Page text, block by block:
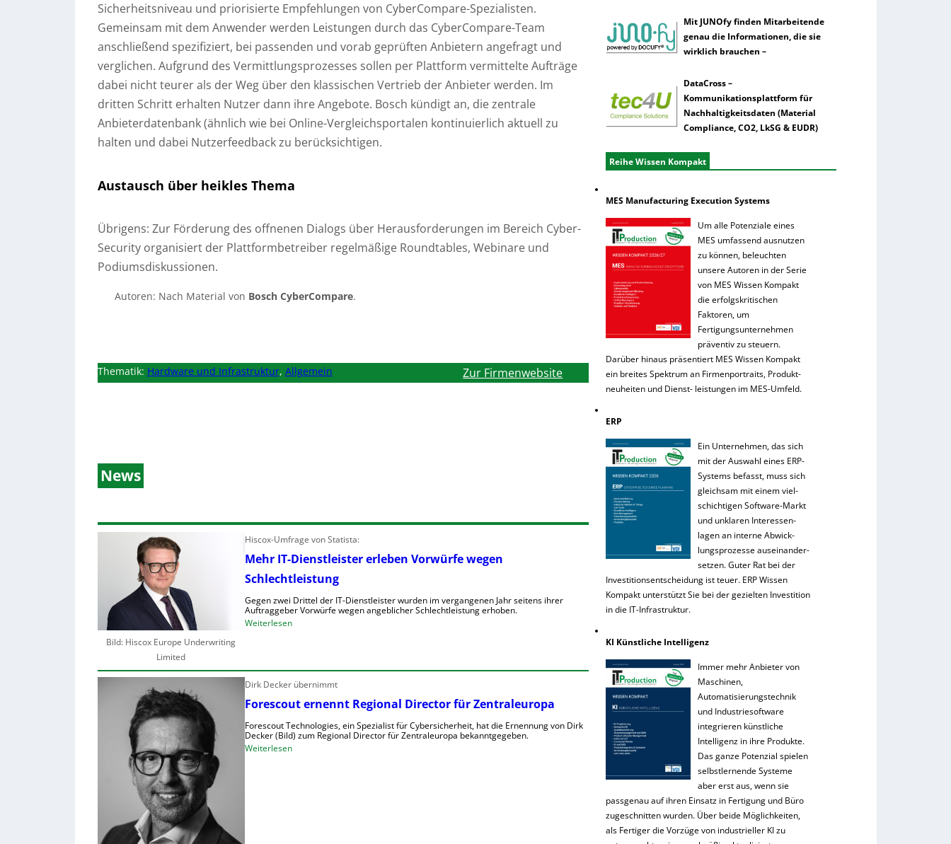
Sicherheitsniveau und priorisierte Empfehlungen von CyberCompare-Spezialisten.
Gemeinsam mit dem Anwender werden Leistungen durch das CyberCompare-Team
anschließend spezifiziert, bei passenden und vorab geprüften Anbietern angefragt und
verglichen. Aufgrund des Vermittlungsprozesses sollen per Plattform vermittelte Aufträge
dabei nicht teurer als der Weg über den klassischen Vertrieb der Anbieter werden. Im
dritten Schritt erhalten Nutzer dann ihre Angebote. Bosch kündigt an, die zentrale
Anbieterdatenbank (ähnlich wie bei Online-Vergleichsportalen kontinuierlich aktuell zu
halten und dabei Nutzerfeedback zu berücksichtigen.
Austausch über heikles Thema
Übrigens: Zur Förderung des offnenen Dialogs über Herausforderungen im Bereich Cyber-
Security organisiert der Plattformbetreiber regelmäßige Roundtables, Webinare und
Podiumsdiskussionen.
Autoren: Nach Material von Bosch CyberCompare.
Thematik: Hardware und Infrastruktur, Allgemein Zur Firmenwebsite
News
Bild: Hiscox Europe Underwriting
Limited
Hiscox-Umfrage von Statista:
Mehr IT-Dienstleister erleben Vorwürfe wegen
Schlechtleistung
Gegen zwei Drittel der IT-Dienstleister wurden im vergangenen Jahr seitens ihrer
Auftraggeber Vorwürfe wegen angeblicher Schlechtleistung erhoben.
Weiterlesen:
r
T
-
D
Dirk Decker übernimmt
Forescout ernennt Regional Director für Zentraleuropa
Forescout Technologies, ein Spezialist für Cybersicherheit, hat die Ernennung von Dirk
Decker (Bild) zum Regional Director für Zentraleuropa bekanntgegeben.
Weiterlesen:
Mit JUNOfy finden Mitarbeitende
genau die Informationen, die sie
wirklich brauchen –
DataCross –
Kommunikationsplattform für
Nachhaltigkeitsdaten (Material
Compliance, CO2, LkSG & EUDR)
Reihe Wissen Kompakt
MES Manufacturing Execution Systems
Um alle Potenziale eines
MES umfassend ausnutzen
zu können, beleuchten
unsere Autoren in der Serie
von MES Wissen Kompakt
die erfolgskritischen
Faktoren, um
Fertigungsunternehmen
präventiv zu steuern.
Darüber hinaus präsentiert MES Wissen Kompakt
ein breites Spektrum an Firmenportraits, Produkt-
neuheiten und Dienst- leistungen im MES-Umfeld.
ERP
Ein Unternehmen, das sich
mit der Auswahl eines ERP-
Systems befasst, muss sich
gleichsam mit einem viel-
schichtigen Software-Markt
und unklaren Interessen-
lagen an interne Abwick-
lungsprozesse auseinander-
setzen. Guter Rat bei der
Investitionsentscheidung ist teuer. ERP Wissen
Kompakt unterstützt Sie bei der gezielten Investition
in die IT-Infrastruktur.
KI Künstliche Intelligenz
Immer mehr Anbieter von
Maschinen,
Automatisierungstechnik
und Industriesoftware
integrieren künstliche
Intelligenz in ihre Produkte.
Das ganze Potenzial spielen
selbstlernende Systeme
aber erst aus, wenn sie
passgenau auf ihren Einsatz in Fertigung und Büro
zugeschnitten wurden. Über beide Möglichkeiten,
als Fertiger die Vorzüge von industrieller KI zu